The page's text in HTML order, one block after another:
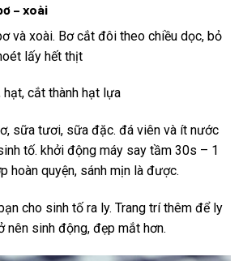
– xoài
và xoài. Bơ cắt đôi theo chiều dọc, bỏ
lấy hết thịt
hạt, cắt thành hạt lựa
sữa tươi, sữa đặc. đá viên và ít nước
tố. khởi động máy say tầm 30s – 1
hoàn quyện, sánh mịn là được.
cho sinh tố ra ly. Trang trí thêm để ly
nên sinh động, đẹp mắt hơn.